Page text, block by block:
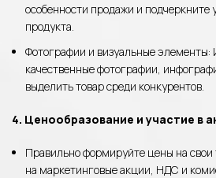
особенности продажи и подчеркните
продукта.
Фотографии и визуальные элементы:
качественные фотографии,
выделить товар среди конкурентов.
4. Ценообразование и участие в
Правильно формируйте цены на свои
на маркетинговые акции, НДС и